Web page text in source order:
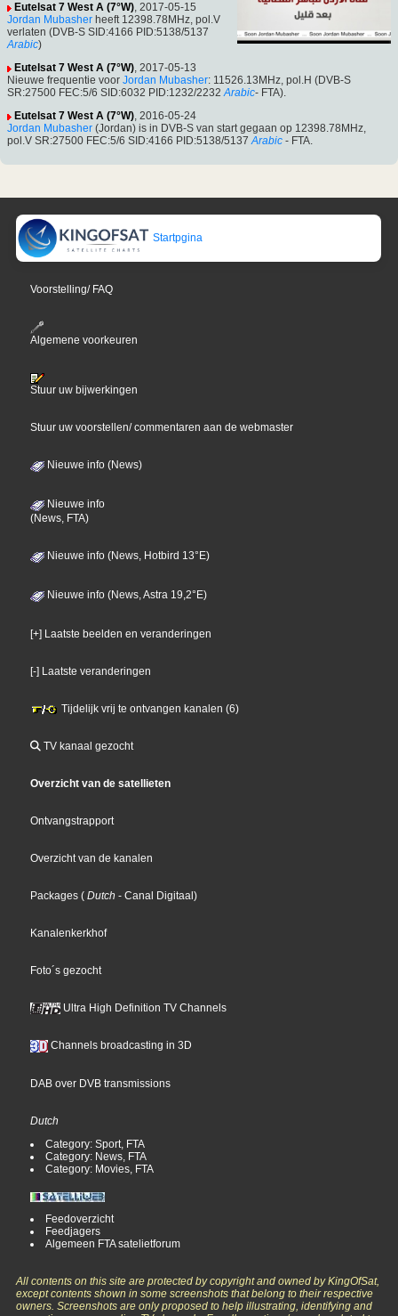
Eutelsat 7 West A (7°W), 2017-05-15
Jordan Mubasher heeft 12398.78MHz, pol.V
verlaten (DVB-S SID:4166 PID:5138/5137
Arabic)
Eutelsat 7 West A (7°W), 2017-05-13
Nieuwe frequentie voor Jordan Mubasher: 11526.13MHz, pol.H (DVB-S
SR:27500 FEC:5/6 SID:6032 PID:1232/2232 Arabic- FTA).
Eutelsat 7 West A (7°W), 2016-05-24
Jordan Mubasher (Jordan) is in DVB-S van start gegaan op 12398.78MHz,
pol.V SR:27500 FEC:5/6 SID:4166 PID:5138/5137 Arabic - FTA.
Startpgina
Voorstelling/ FAQ
Algemene voorkeuren
Stuur uw bijwerkingen
Stuur uw voorstellen/ commentaren aan de webmaster
Nieuwe info (News)
Nieuwe info
(News, FTA)
Nieuwe info (News, Hotbird 13°E)
Nieuwe info (News, Astra 19,2°E)
[+] Laatste beelden en veranderingen
[-] Laatste veranderingen
Tijdelijk vrij te ontvangen kanalen (6)
TV kanaal gezocht
Overzicht van de satellieten
Ontvangstrapport
Overzicht van de kanalen
Packages ( Dutch - Canal Digitaal)
Kanalenkerkhof
Foto´s gezocht
Ultra High Definition TV Channels
Channels broadcasting in 3D
DAB over DVB transmissions
Dutch
Category: Sport, FTA
Category: News, FTA
Category: Movies, FTA
Feedoverzicht
Feedjagers
Algemeen FTA satelietforum
All contents on this site are protected by copyright and owned by KingOfSat,
except contents shown in some screenshots that belong to their respective
owners. Screenshots are only proposed to help illustrating, identifying and